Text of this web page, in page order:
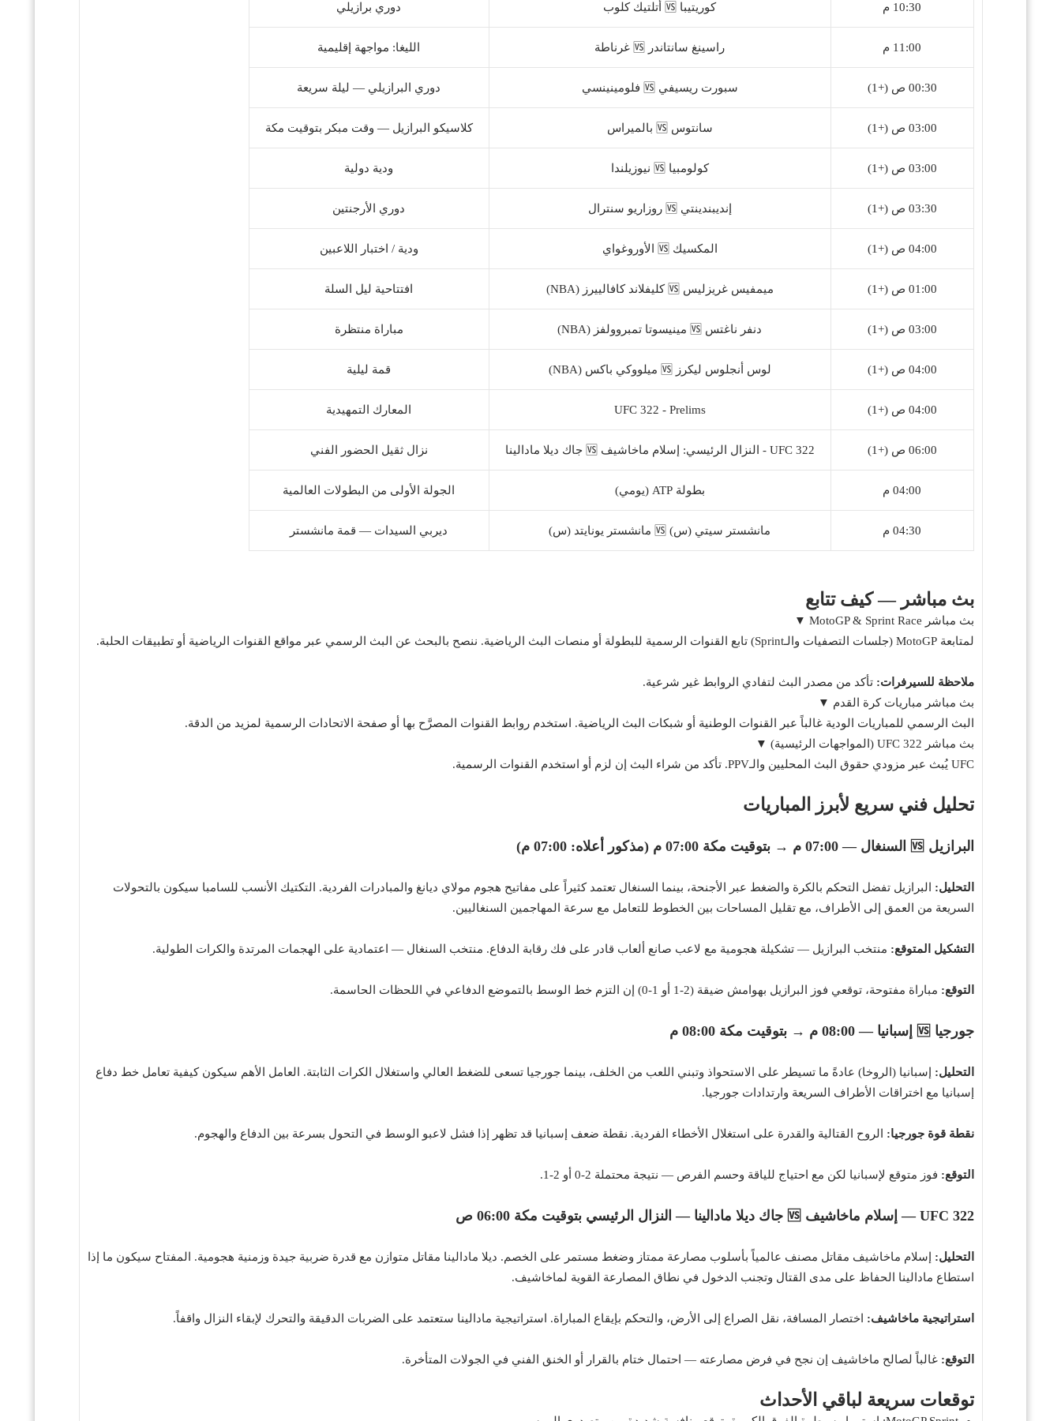
10:30 م كوريتيبا 🆚 أتلتيك كلوب دوري برازيلي
11:00 م راسينغ سانتاندر 🆚 غرناطة الليغا: مواجهة إقليمية
00:30 ص (+1) سبورت ريسيفي 🆚 فلومينينسي دوري البرازيلي — ليلة سريعة
03:00 ص (+1) سانتوس 🆚 بالميراس كلاسيكو البرازيل — وقت مبكر بتوقيت مكة
03:00 ص (+1) كولومبيا 🆚 نيوزيلندا ودية دولية
03:30 ص (+1) إنديبندينتي 🆚 روزاريو سنترال دوري الأرجنتين
04:00 ص (+1) المكسيك 🆚 الأوروغواي ودية / اختبار اللاعبين
01:00 ص (+1) ميمفيس غريزليس 🆚 كليفلاند كافالييرز (NBA) افتتاحية ليل السلة
03:00 ص (+1) دنفر ناغتس 🆚 مينيسوتا تمبروولفز (NBA) مباراة منتظرة
04:00 ص (+1) لوس أنجلوس ليكرز 🆚 ميلووكي باكس (NBA) قمة ليلية
04:00 ص (+1) UFC 322 - Prelims المعارك التمهيدية
06:00 ص (+1) UFC 322 - النزال الرئيسي: إسلام ماخاشيف 🆚 جاك ديلا مادالينا نزال ثقيل الحضور الفني
04:00 م بطولة ATP (يومي) الجولة الأولى من البطولات العالمية
04:30 م مانشستر سيتي (س) 🆚 مانشستر يونايتد (س) ديربي السيدات — قمة مانشستر
بث مباشر — كيف تتابع
بث مباشر MotoGP & Sprint Race ▼
لمتابعة MotoGP (جلسات التصفيات والـSprint) تابع القنوات الرسمية للبطولة أو منصات البث الرياضية. ننصح بالبحث عن البث الرسمي عبر مواقع القنوات الرياضية أو تطبيقات الحلبة.
ملاحظة للسيرفرات: تأكد من مصدر البث لتفادي الروابط غير شرعية.
بث مباشر مباريات كرة القدم ▼
البث الرسمي للمباريات الودية غالباً عبر القنوات الوطنية أو شبكات البث الرياضية. استخدم روابط القنوات المصرَّح بها أو صفحة الاتحادات الرسمية لمزيد من الدقة.
بث مباشر UFC 322 (المواجهات الرئيسية) ▼
UFC يُبث عبر مزودي حقوق البث المحليين والـPPV. تأكد من شراء البث إن لزم أو استخدم القنوات الرسمية.
تحليل فني سريع لأبرز المباريات
البرازيل 🆚 السنغال — 07:00 م → بتوقيت مكة 07:00 م (مذكور أعلاه: 07:00 م)
التحليل: البرازيل تفضل التحكم بالكرة والضغط عبر الأجنحة، بينما السنغال تعتمد كثيراً على مفاتيح هجوم مولاي ديانغ والمبادرات الفردية. التكتيك الأنسب للسامبا سيكون بالتحولات
السريعة من العمق إلى الأطراف، مع تقليل المساحات بين الخطوط للتعامل مع سرعة المهاجمين السنغاليين.
التشكيل المتوقع: منتخب البرازيل — تشكيلة هجومية مع لاعب صانع ألعاب قادر على فك رقابة الدفاع. منتخب السنغال — اعتمادية على الهجمات المرتدة والكرات الطولية.
التوقع: مباراة مفتوحة، توقعي فوز البرازيل بهوامش ضيقة (2-1 أو 1-0) إن التزم خط الوسط بالتموضع الدفاعي في اللحظات الحاسمة.
جورجيا 🆚 إسبانيا — 08:00 م → بتوقيت مكة 08:00 م
التحليل: إسبانيا (الروخا) عادةً ما تسيطر على الاستحواذ وتبني اللعب من الخلف، بينما جورجيا تسعى للضغط العالي واستغلال الكرات الثابتة. العامل الأهم سيكون كيفية تعامل خط دفاع
إسبانيا مع اختراقات الأطراف السريعة وارتدادات جورجيا.
نقطة قوة جورجيا: الروح القتالية والقدرة على استغلال الأخطاء الفردية. نقطة ضعف إسبانيا قد تظهر إذا فشل لاعبو الوسط في التحول بسرعة بين الدفاع والهجوم.
التوقع: فوز متوقع لإسبانيا لكن مع احتياج للياقة وحسم الفرص — نتيجة محتملة 2-0 أو 2-1.
UFC 322 — إسلام ماخاشيف 🆚 جاك ديلا مادالينا — النزال الرئيسي بتوقيت مكة 06:00 ص
التحليل: إسلام ماخاشيف مقاتل مصنف عالمياً بأسلوب مصارعة ممتاز وضغط مستمر على الخصم. ديلا مادالينا مقاتل متوازن مع قدرة ضربية جيدة وزمنية هجومية. المفتاح سيكون ما إذا
استطاع مادالينا الحفاظ على مدى القتال وتجنب الدخول في نطاق المصارعة القوية لماخاشيف.
استراتيجية ماخاشيف: اختصار المسافة، نقل الصراع إلى الأرض، والتحكم بإيقاع المباراة. استراتيجية مادالينا ستعتمد على الضربات الدقيقة والتحرك لإبقاء النزال واقفاً.
التوقع: غالباً لصالح ماخاشيف إن نجح في فرض مصارعته — احتمال ختام بالقرار أو الخنق الفني في الجولات المتأخرة.
توقعات سريعة لباقي الأحداث